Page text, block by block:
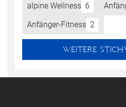
alpine Wellness 6
Anfänger-Fitness 2
WEITERE